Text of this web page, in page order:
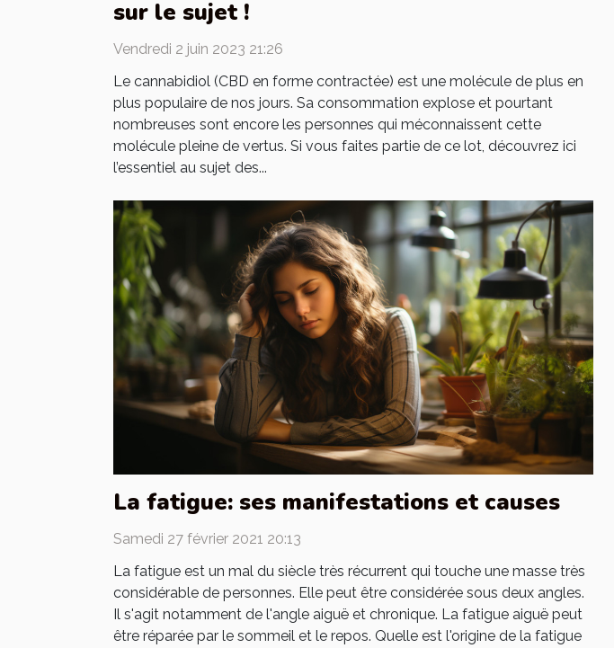
sur le sujet !
Vendredi 2 juin 2023 21:26
Le cannabidiol (CBD en forme contractée) est une molécule de plus en
plus populaire de nos jours. Sa consommation explose et pourtant
nombreuses sont encore les personnes qui méconnaissent cette
molécule pleine de vertus. Si vous faites partie de ce lot, découvrez ici
l’essentiel au sujet des...
La fatigue: ses manifestations et causes
Samedi 27 février 2021 20:13
La fatigue est un mal du siècle très récurrent qui touche une masse très
considérable de personnes. Elle peut être considérée sous deux angles.
Il s'agit notamment de l'angle aiguë et chronique. La fatigue aiguë peut
être réparée par le sommeil et le repos. Quelle est l'origine de la fatigue